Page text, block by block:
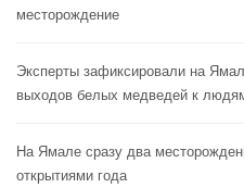
месторождение
Эксперты зафиксировали на
выходов белых медведей к
На Ямале сразу два
открытиями года